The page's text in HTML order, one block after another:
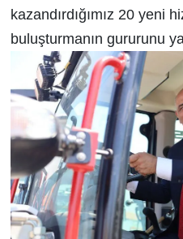
kazandırdığımız 20 yeni
buluşturmanın gururunu